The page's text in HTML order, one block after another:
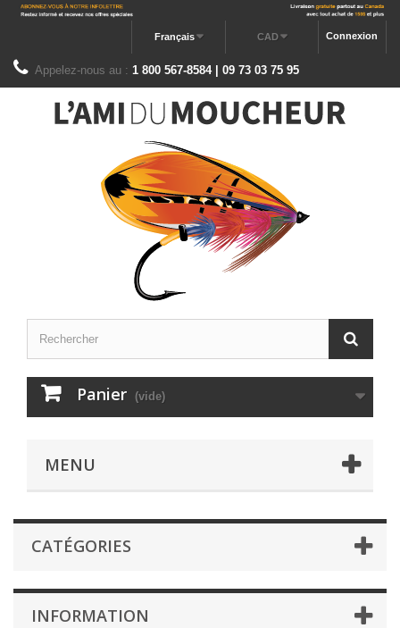
Connexion
CAD
Français
Appelez-nous au : 1 800 567-8584 | 09 73 03 75 95
Panier (vide)
MENU
CATÉGORIES
INFORMATION